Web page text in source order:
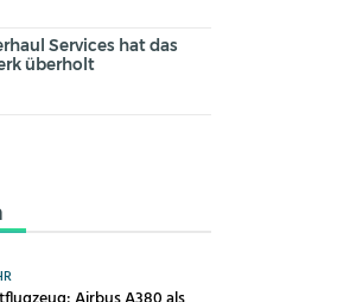
Services hat das
überholt